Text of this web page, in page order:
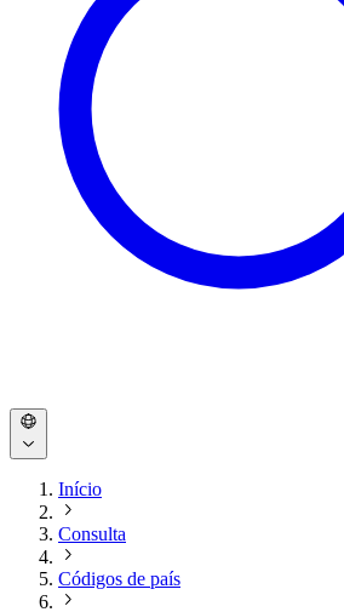
Início
Consulta
Códigos de país